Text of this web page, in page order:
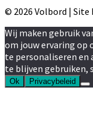
© 2026 Volbord | Site
Wij maken gebruik
om jouw ervaring op
te personaliseren en
te blijven gebruiken,
Ok Privacybeleid